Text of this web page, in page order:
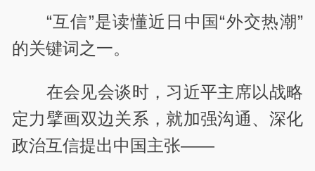
“互信”是读懂近日中国“外交热潮”
的关键词之一。
在会见会谈时，习近平主席以战略
定力擘画双边关系，就加强沟通、深化
政治互信提出中国主张——